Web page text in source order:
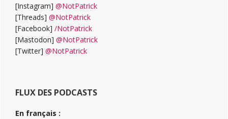
[Instagram] @NotPatrick
[Threads] @NotPatrick
[Facebook] /NotPatrick
[Mastodon] @NotPatrick
[Twitter] @NotPatrick
FLUX DES PODCASTS
En français :